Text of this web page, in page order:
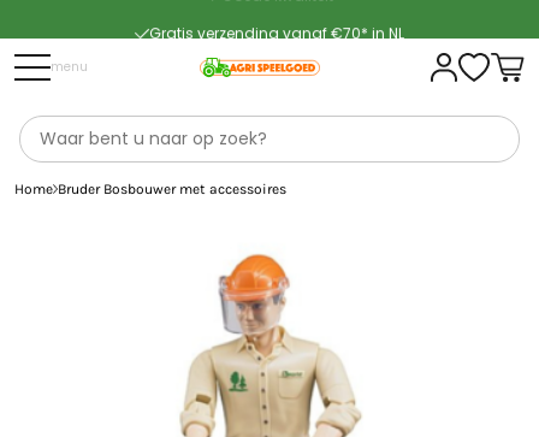
Snelle levering
menu
Home Bruder Bosbouwer met accessoires